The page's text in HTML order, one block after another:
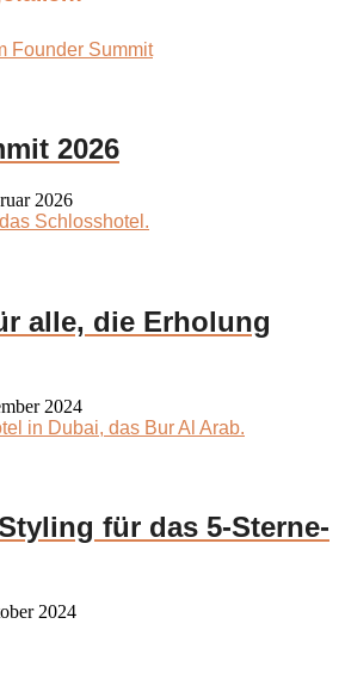
2026
2026
alle, die Erholung
2024
für das 5-Sterne-
2024